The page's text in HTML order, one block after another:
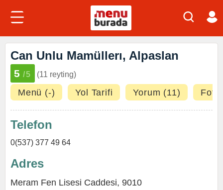
Can Unlu Mamüllerı, Alpaslan
5 /5 (11 reyting)
Menü (-) Yol Tarifi Yorum (11)
Telefon
0(537) 377 49 64
Adres
Meram Fen Lisesi Caddesi, 9010